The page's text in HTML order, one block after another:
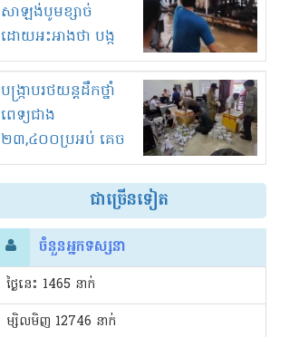
សាឡង់បូមខ្សាច់
ដោយអះអាងថា បង្ក
បាក់ច្រាំងទន្លេ និង
រំខានទាំងយប់ទាំងថ្ងៃ
បង្ក្រាបរថយន្តដឹកថ្នាំ
ពេទ្យជាង
២៣,៤០០ប្រអប់ គេច
ពន្ធនិងអត់ច្បាប់នាំ
ចូល!?
ជាច្រើនទៀត
ចំនួនអ្នកទស្សនា
ថ្ងៃនេះ​ 1465 នាក់
ម្សិលមិញ 12746 នាក់